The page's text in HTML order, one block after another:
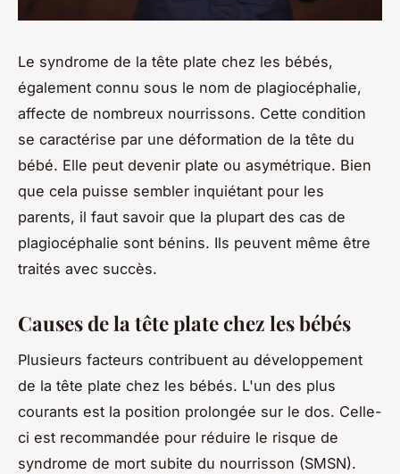
Le syndrome de la tête plate chez les bébés,
également connu sous le nom de plagiocéphalie,
affecte de nombreux nourrissons. Cette condition
se caractérise par une déformation de la tête du
bébé. Elle peut devenir plate ou asymétrique. Bien
que cela puisse sembler inquiétant pour les
parents, il faut savoir que la plupart des cas de
plagiocéphalie sont bénins. Ils peuvent même être
traités avec succès.
Causes de la tête plate chez les bébés
Plusieurs facteurs contribuent au développement
de la tête plate chez les bébés. L'un des plus
courants est la position prolongée sur le dos. Celle-
ci est recommandée pour réduire le risque de
syndrome de mort subite du nourrisson (SMSN).